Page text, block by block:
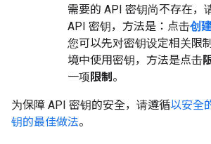
需要的 API 密钥尚不存在，
API 密钥，方法是：点击创
您可以先对密钥设定相关限
境中使用密钥，方法是点击
一项 限制。
为保障 API 密钥的安全，请遵循以安全
钥的最佳做法。